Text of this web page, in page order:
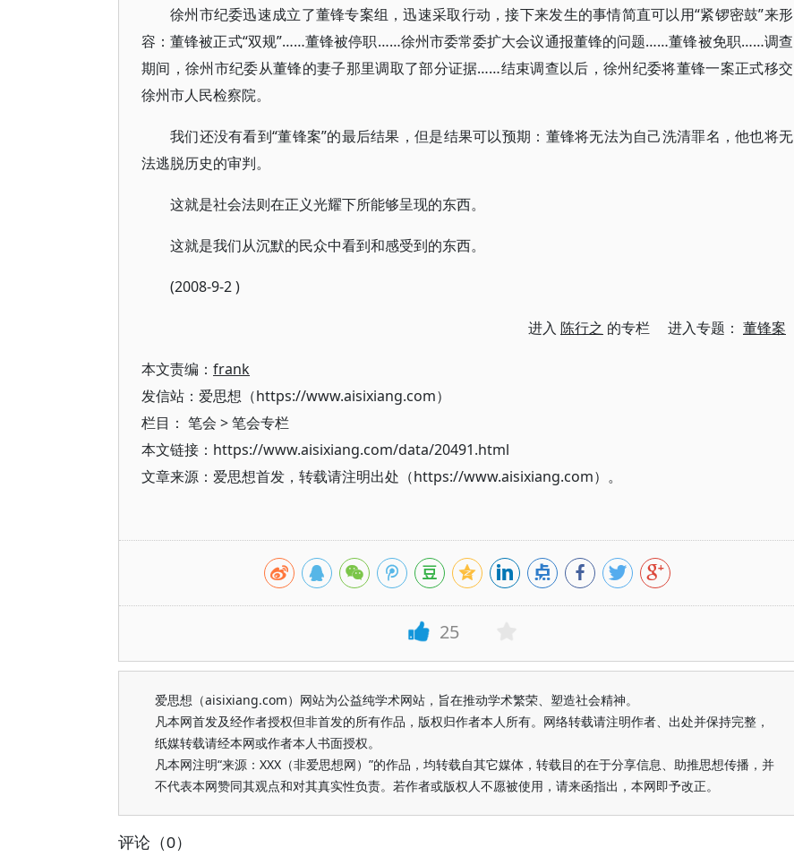
徐州市纪委迅速成立了董锋专案组，迅速采取行动，接下来发生的事情简直可以用“紧锣密鼓”来形
容：董锋被正式“双规”……董锋被停职……徐州市委常委扩大会议通报董锋的问题……董锋被免职……调查
期间，徐州市纪委从董锋的妻子那里调取了部分证据……结束调查以后，徐州纪委将董锋一案正式移交
徐州市人民检察院。
我们还没有看到“董锋案”的最后结果，但是结果可以预期：董锋将无法为自己洗清罪名，他也将无
法逃脱历史的审判。
这就是社会法则在正义光耀下所能够呈现的东西。
这就是我们从沉默的民众中看到和感受到的东西。
(2008-9-2 )
进入 陈行之 的专栏 进入专题： 董锋案
本文责编： frank
发信站：爱思想（https://www.aisixiang.com）
栏目： 笔会 >笔会专栏
本文链接：https://www.aisixiang.com/data/20491.html
文章来源：爱思想首发，转载请注明出处（https://www.aisixiang.com）。
25
爱思想（aisixiang.com）网站为公益纯学术网站，旨在推动学术繁荣、塑造社会精神。
凡本网首发及经作者授权但非首发的所有作品，版权归作者本人所有。网络转载请注明作者、出处并保持完整，
纸媒转载请经本网或作者本人书面授权。
凡本网注明“来源：XXX（非爱思想网）”的作品，均转载自其它媒体，转载目的在于分享信息、助推思想传播，并
不代表本网赞同其观点和对其真实性负责。若作者或版权人不愿被使用，请来函指出，本网即予改正。
评论（0）